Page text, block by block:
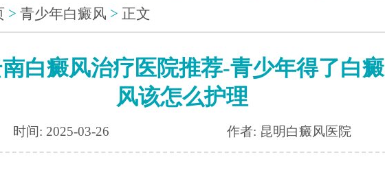
> 青少年白癜风 > 正文
白癜风治疗医院推荐-青少年得了白癜
风该怎么护理
时间: 2025-03-26 作者: 昆明白癜风医院